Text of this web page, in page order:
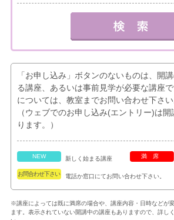
「お申し込み」ボタンのないものは、開
る講座、あるいは事前見学が必要な講座
については、教室までお問い合わせ下さい
（ウェブでのお申し込み(エントリー)は
ります。）
NEW 新しく始まる講座 満席
お問合わせ下さい 電話か窓口にてお問い合わせ下さい。
※講座によっては既に満席の場合や、講座内容・日時などが
ます。表示されていない開講中の講座もありますので、詳し